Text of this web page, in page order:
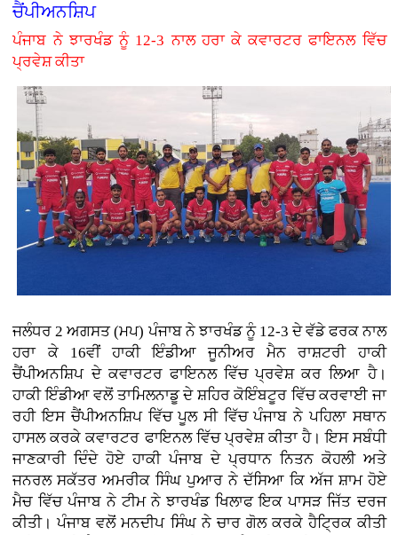
ਚੈਂਪੀਅਨਸ਼ਿਪ
ਪੰਜਾਬ ਨੇ ਝਾਰਖੰਡ ਨੂੰ 12-3 ਨਾਲ ਹਰਾ ਕੇ ਕਵਾਰਟਰ ਫਾਇਨਲ ਵਿੱਚ
ਪ੍ਰਵੇਸ਼ ਕੀਤਾ
ਜਲੰਧਰ 2 ਅਗਸਤ (ਮਪ) ਪੰਜਾਬ ਨੇ ਝਾਰਖੰਡ ਨੂੰ 12-3 ਦੇ ਵੱਡੇ ਫਰਕ ਨਾਲ
ਹਰਾ ਕੇ 16ਵੀਂ ਹਾਕੀ ਇੰਡੀਆ ਜੂਨੀਅਰ ਮੈਨ ਰਾਸ਼ਟਰੀ ਹਾਕੀ
ਚੈਂਪੀਅਨਸ਼ਿਪ ਦੇ ਕਵਾਰਟਰ ਫਾਇਨਲ ਵਿੱਚ ਪ੍ਰਵੇਸ਼ ਕਰ ਲਿਆ ਹੈ।
ਹਾਕੀ ਇੰਡੀਆ ਵਲੋਂ ਤਾਮਿਲਨਾਡੂ ਦੇ ਸ਼ਹਿਰ ਕੋਇੰਬਟੂਰ ਵਿੱਚ ਕਰਵਾਈ ਜਾ
ਰਹੀ ਇਸ ਚੈਂਪੀਅਨਸ਼ਿਪ ਵਿੱਚ ਪੂਲ ਸੀ ਵਿੱਚ ਪੰਜਾਬ ਨੇ ਪਹਿਲਾ ਸਥਾਨ
ਹਾਸਲ ਕਰਕੇ ਕਵਾਰਟਰ ਫਾਇਨਲ ਵਿੱਚ ਪ੍ਰਵੇਸ਼ ਕੀਤਾ ਹੈ। ਇਸ ਸਬੰਧੀ
ਜਾਣਕਾਰੀ ਦਿੰਦੇ ਹੋਏ ਹਾਕੀ ਪੰਜਾਬ ਦੇ ਪ੍ਰਧਾਨ ਨਿਤਨ ਕੋਹਲੀ ਅਤੇ
ਜਨਰਲ ਸਕੱਤਰ ਅਮਰੀਕ ਸਿੰਘ ਪੁਆਰ ਨੇ ਦੱਸਿਆ ਕਿ ਅੱਜ ਸ਼ਾਮ ਹੋਏ
ਮੈਚ ਵਿੱਚ ਪੰਜਾਬ ਨੇ ਟੀਮ ਨੇ ਝਾਰਖੰਡ ਖਿਲਾਫ ਇਕ ਪਾਸੜ ਜਿੱਤ ਦਰਜ
ਕੀਤੀ। ਪੰਜਾਬ ਵਲੋਂ ਮਨਦੀਪ ਸਿੰਘ ਨੇ ਚਾਰ ਗੋਲ ਕਰਕੇ ਹੈਟ੍ਰਿਕ ਕੀਤੀ